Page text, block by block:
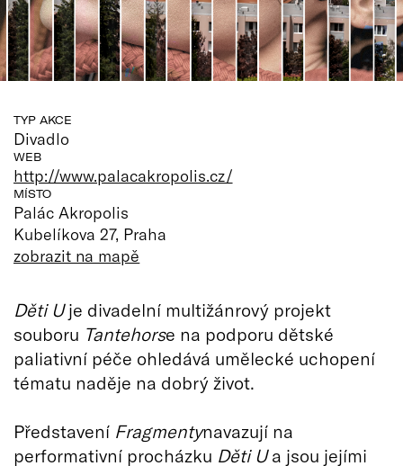
TYP AKCE
Divadlo
WEB
http://www.palacakropolis.cz/
MÍSTO
Palác Akropolis
Kubelíkova 27, Praha
zobrazit na mapě
Děti Uje divadelní multižánrový projekt
souboru Tantehorse na podporu dětské
paliativní péče ohledává umělecké uchopení
tématu naděje na dobrý život.
Představení Fragmentynavazují na
performativní procházku Děti Ua jsou jejími